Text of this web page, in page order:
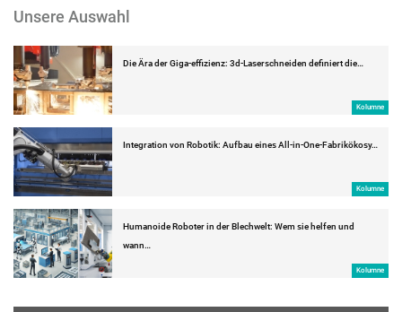
Unsere Auswahl
Die Ära der Giga-effizienz: 3d-Laserschneiden definiert die…
Kolumne
Integration von Robotik: Aufbau eines All-in-One-Fabrikökosy…
Kolumne
Humanoide Roboter in der Blechwelt: Wem sie helfen und
wann…
Kolumne